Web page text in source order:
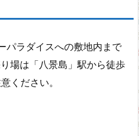
パラダイスへの敷地内まで
場は「八景島」駅から徒歩
ください。